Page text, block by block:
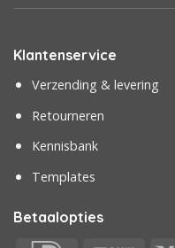
Klantenservice
Verzending & levering
Retourneren
Kennisbank
Templates
Betaalopties